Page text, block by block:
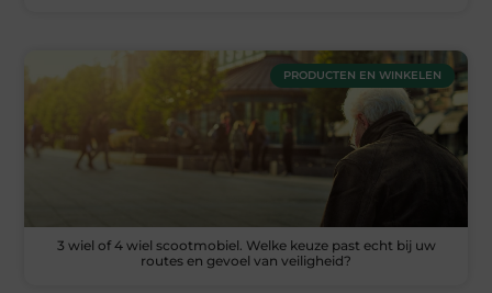
PRODUCTEN EN WINKELEN
3 wiel of 4 wiel scootmobiel. Welke keuze past echt bij uw
routes en gevoel van veiligheid?